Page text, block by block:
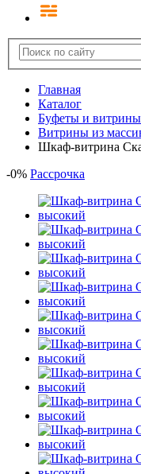
Главная
Каталог
Буфеты и витрины
Витрины из
Шкаф-витрина
-0% Рассрочка